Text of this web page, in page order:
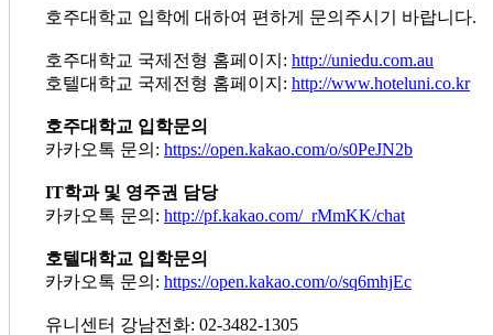
호주대학교 입학에 대하여 편하게 문의주시기 바랍니다.
호주대학교 국제전형 홈페이지: http://uniedu.com.au
호텔대학교 국제전형 홈페이지: http://www.hoteluni.co.kr
호주대학교 입학문의
카카오톡 문의: https://open.kakao.com/o/s0PeJN2b
IT학과 및 영주권 담당
카카오톡 문의: http://pf.kakao.com/_rMmKK/chat
호텔대학교 입학문의
카카오톡 문의: https://open.kakao.com/o/sq6mhjEc
유니센터 강남전화: 02-3482-1305